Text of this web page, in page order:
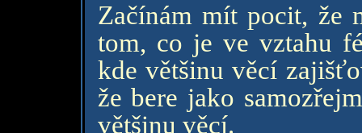
Začínám mít pocit, že
tom, co je ve vztahu
kde většinu věcí
že bere jako
většinu věcí.